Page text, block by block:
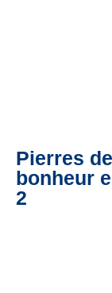
Pierres
bonheur
2